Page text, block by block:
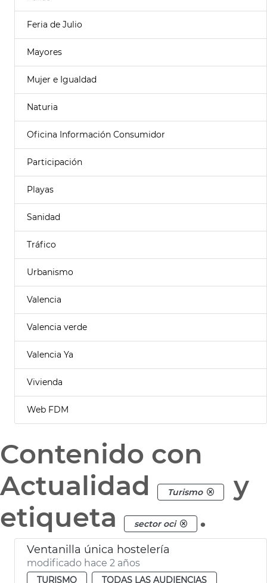
Feria de Julio
Mayores
Mujer e Igualdad
Naturia
Oficina Información Consumidor
Participación
Playas
Sanidad
Tráfico
Urbanismo
Valencia
Valencia verde
Valencia Ya
Vivienda
Web FDM
Contenido con
Actualidad
Turismo
y
etiqueta
sector oci .
Ventanilla única hostelería
modificado hace 2 años
TURISMO
TODAS LAS AUDIENCIAS